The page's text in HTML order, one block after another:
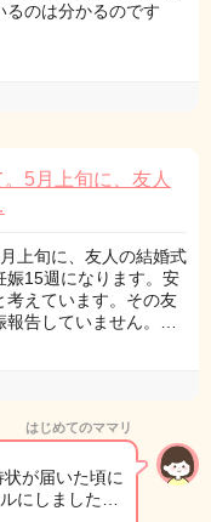
るのは分かるのです
5月上旬に、友人
上旬に、友人の結婚式
娠15週になります。安
考えています。その友
報告していません。…
はじめてのママリ
が届いた頃に
にしました…